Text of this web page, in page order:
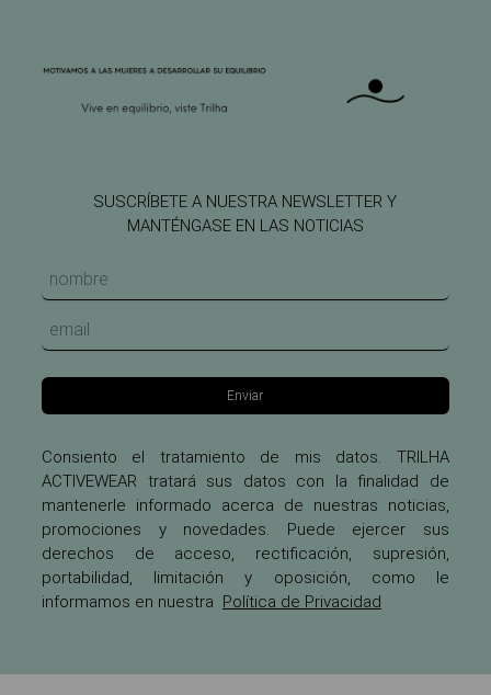
SUSCRÍBETE A NUESTRA NEWSLETTER Y
MANTÉNGASE EN LAS NOTICIAS
Enviar
Consiento el tratamiento de mis datos. TRILHA
ACTIVEWEAR tratará sus datos con la finalidad de
mantenerle informado acerca de nuestras noticias,
promociones y novedades. Puede ejercer sus
derechos de acceso, rectificación, supresión,
portabilidad, limitación y oposición, como le
informamos en nuestra Política de Privacidad